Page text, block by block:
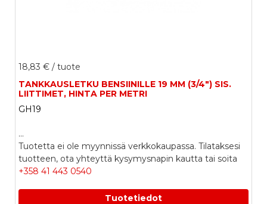
18,83 € / tuote
TANKKAUSLETKU BENSIINILLE 19 MM (3/4") SIS.
LIITTIMET, HINTA PER METRI
GH19
...
Tuotetta ei ole myynnissä verkkokaupassa. Tilataksesi
tuotteen, ota yhteyttä kysymysnapin kautta tai soita
+358 41 443 0540
Tuotetiedot